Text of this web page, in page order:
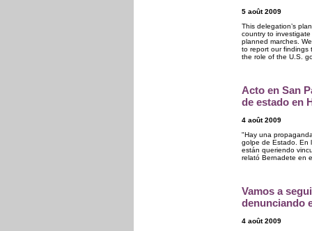
5 août 2009
This delegation’s
country to
planned marches.
to report our findings
the role of the U.S.
Acto en San
de estado en
4 août 2009
"Hay una
golpe de Estado. En
están queriendo
relató Bernadete en
Vamos a
denunciando
4 août 2009